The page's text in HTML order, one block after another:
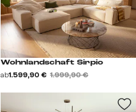
Wohnlandschaft Sirpio
ab1.599,90 € 1.999,90 €